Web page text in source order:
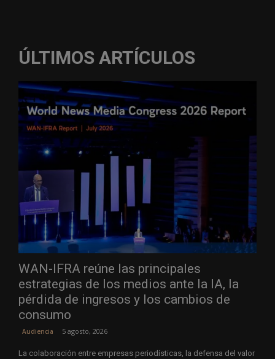
ÚLTIMOS ARTÍCULOS
WAN-IFRA reúne las principales
estrategias de los medios ante la IA, la
pérdida de ingresos y los cambios de
consumo
Audiencia 5 agosto, 2026
La colaboración entre empresas periodísticas, la defensa del valor